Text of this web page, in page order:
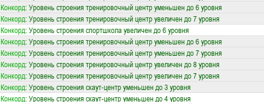
Конкорд: Уровень строения тренировочный центр уменьшен до 6 уровня
Конкорд: Уровень строения тренировочный центр увеличен до 7 уровня
Конкорд: Уровень строения спортшкола увеличен до 6 уровня
Конкорд: Уровень строения тренировочный центр уменьшен до 6 уровня
Конкорд: Уровень строения тренировочный центр уменьшен до 7 уровня
Конкорд: Уровень строения тренировочный центр увеличен до 8 уровня
Конкорд: Уровень строения тренировочный центр увеличен до 7 уровня
Конкорд: Уровень строения скаут-центр уменьшен до 3 уровня
Конкорд: Уровень строения скаут-центр уменьшен до 4 уровня